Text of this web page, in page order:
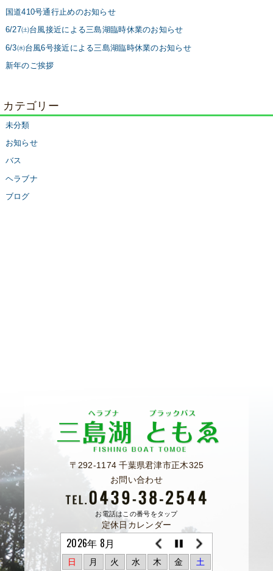
国道410号通行止めのお知らせ
6/27㈯台風接近による三島湖臨時休業のお知らせ
6/3㈬台風6号接近による三島湖臨時休業のお知らせ
新年のご挨拶
カテゴリー
未分類
お知らせ
バス
ヘラブナ
ブログ
〒292-1174 千葉県君津市正木325
お問い合わせ
お電話はこの番号をタップ
定休日カレンダー
2026年 8月
日 月 火 水 木 金 土